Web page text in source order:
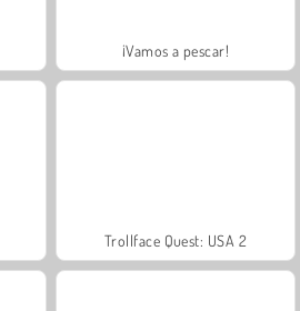
¡Vamos a pescar!
Trollface Quest: USA 2